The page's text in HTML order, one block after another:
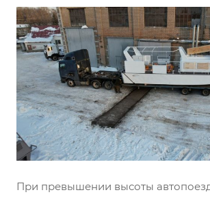
При превышении высоты